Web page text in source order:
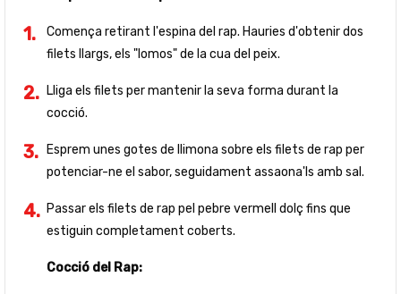
Comença retirant l'espina del rap. Hauries d'obtenir dos
filets llargs, els "lomos" de la cua del peix.
Lliga els filets per mantenir la seva forma durant la
cocció.
Esprem unes gotes de llimona sobre els filets de rap per
potenciar-ne el sabor, seguidament assaona'ls amb sal.
Passar els filets de rap pel pebre vermell dolç fins que
estiguin completament coberts.
Cocció del Rap: